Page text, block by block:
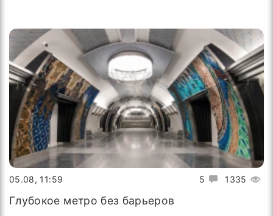
5 1335
05.08, 11:59
Глубокое метро без барьеров